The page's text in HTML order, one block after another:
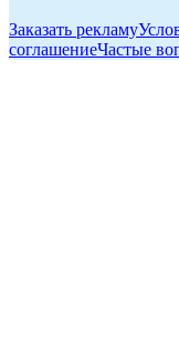
Заказать рекламу
соглашениеЧастые